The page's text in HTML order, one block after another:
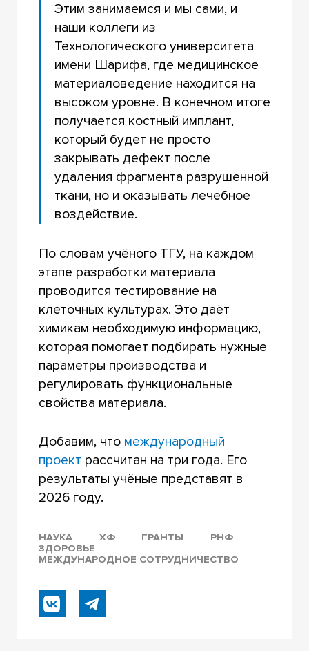
Этим занимаемся и мы сами, и
наши коллеги из
Технологического университета
имени Шарифа, где медицинское
материаловедение находится на
высоком уровне. В конечном итоге
получается костный имплант,
который будет не просто
закрывать дефект после
удаления фрагмента разрушенной
ткани, но и оказывать лечебное
воздействие.
По словам учёного ТГУ, на каждом
этапе разработки материала
проводится тестирование на
клеточных культурах. Это даёт
химикам необходимую информацию,
которая помогает подбирать нужные
параметры производства и
регулировать функциональные
свойства материала.
Добавим, что международный
проект рассчитан на три года. Его
результаты учёные представят в
2026 году.
НАУКА ХФ ГРАНТЫ
РНФ
ЗДОРОВЬЕ
МЕЖДУНАРОДНОЕ СОТРУДНИЧЕСТВО